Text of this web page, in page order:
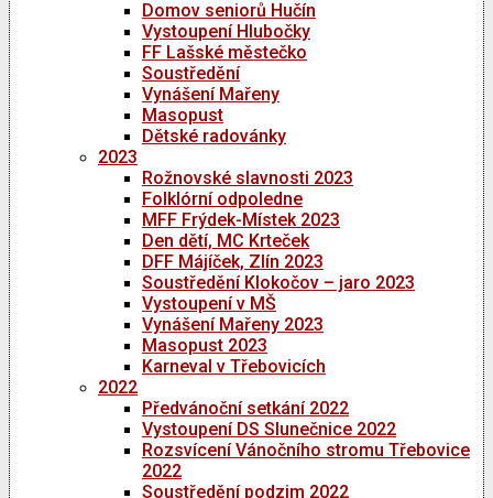
Domov seniorů Hučín
Vystoupení Hlubočky
FF Lašské městečko
Soustředění
Vynášení Mařeny
Masopust
Dětské radovánky
2023
Rožnovské slavnosti 2023
Folklórní odpoledne
MFF Frýdek-Místek 2023
Den dětí, MC Krteček
DFF Májíček, Zlín 2023
Soustředění Klokočov – jaro 2023
Vystoupení v MŠ
Vynášení Mařeny 2023
Masopust 2023
Karneval v Třebovicích
2022
Předvánoční setkání 2022
Vystoupení DS Slunečnice 2022
Rozsvícení Vánočního stromu Třebovice
2022
Soustředění podzim 2022